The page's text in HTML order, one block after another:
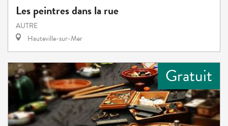
Les peintres dans la rue
AUTRE
Hauteville-sur-Mer
Gratuit